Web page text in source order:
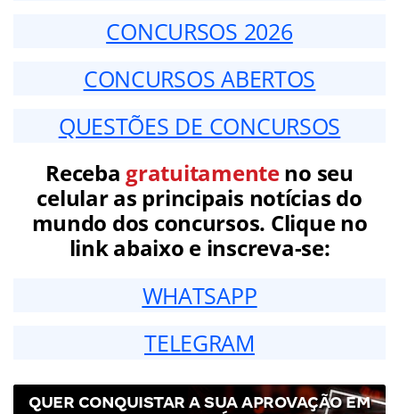
CONCURSOS 2026
CONCURSOS ABERTOS
QUESTÕES DE CONCURSOS
Receba gratuitamenteno seu
celular as principais notícias do
mundo dos concursos. Clique no
link abaixo e inscreva-se:
WHATSAPP
TELEGRAM
QUER CONQUISTAR A SUA APROVAÇÃO EM